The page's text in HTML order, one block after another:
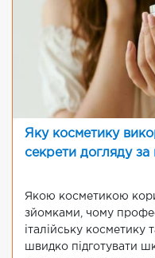
Яку косметику
секрети догляду
Якою косметикою
зйомками, чому
італійську косметику
швидко підготувати